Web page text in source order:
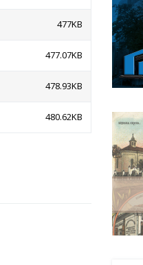
477KB
477.07KB
478.93KB
480.62KB